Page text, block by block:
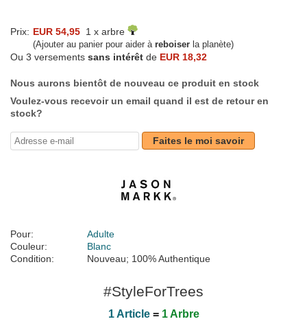
Prix: EUR 54,95 1 x arbre
(Ajouter au panier pour aider à reboiser la planète)
Ou 3 versements sans intérêt de EUR 18,32
Nous aurons bientôt de nouveau ce produit en stock
Voulez-vous recevoir un email quand il est de retour en
stock?
Faites le moi savoir
Pour:
Adulte
Couleur:
Blanc
Condition:
Nouveau; 100% Authentique
#StyleForTrees
1 Article= 1 Arbre